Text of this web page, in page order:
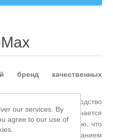
бренд качественных
является производство
Продукция отличается
плавучестью, что
и использованием
our services. By
agree to our use of